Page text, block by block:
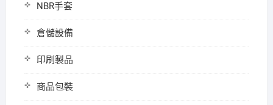
NBR手套
倉儲設備
印刷製品
商品包裝